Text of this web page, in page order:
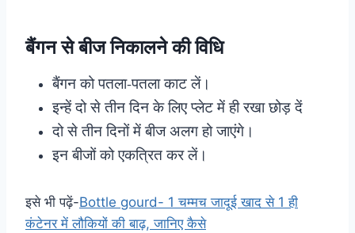
बैंगन से बीज निकालने की विधि
बैंगन को पतला-पतला काट लें।
इन्हें दो से तीन दिन के लिए प्लेट में ही रखा छोड़ दें
दो से तीन दिनों में बीज अलग हो जाएंगे।
इन बीजों को एकत्रित कर लें।
इसे भी पढ़ें-Bottle gourd- 1 चम्मच जादूई खाद से 1 ही
कंटेनर में लौकियों की बाढ़, जानिए कैसे